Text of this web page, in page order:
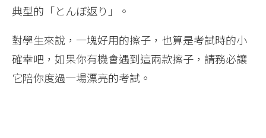
典型的「とんぼ返り」。
對學生來說，一塊好用的擦子，也算是考試時的小
確幸吧，如果你有機會遇到這兩款擦子，請務必讓
它陪你度過一場漂亮的考試。